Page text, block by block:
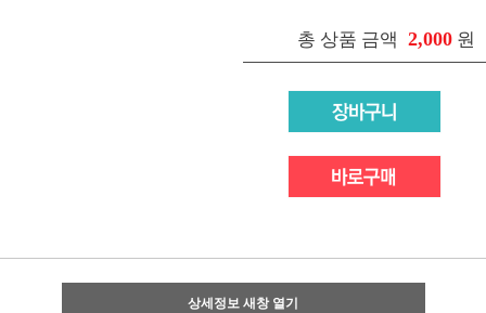
총 상품 금액 2,000 원
상세정보 새창 열기